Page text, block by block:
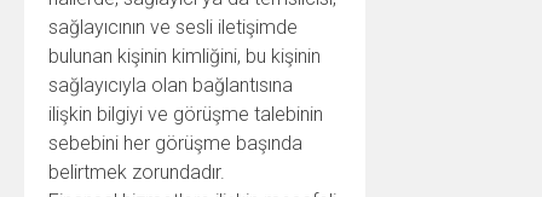
sağlayıcının ve sesli iletişimde
bulunan kişinin kimliğini, bu kişinin
sağlayıcıyla olan bağlantısına
ilişkin bilgiyi ve görüşme talebinin
sebebini her görüşme başında
belirtmek zorundadır.